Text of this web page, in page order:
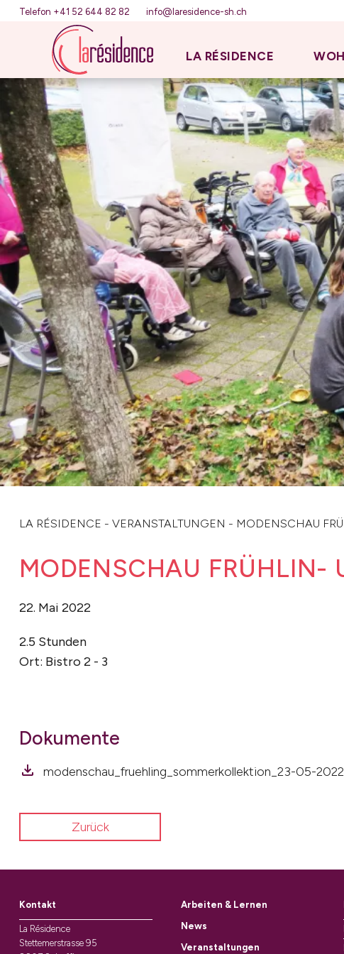
Telefon +41 52 644 82 82 info@laresidence-sh.ch
LA RÉSIDENCE
LA RÉSIDENCE - VERANSTALTUNGEN - MODENSCHAU
MODENSCHAU FRÜHLIN-
22. Mai 2022
2.5 Stunden
Ort: Bistro 2 - 3
Dokumente
modenschau_fruehling_sommerkollektion_23-05-
Zurück
Kontakt
La Résidence
Stettemerstrasse 95
Arbeiten & Lernen
News
Veranstaltungen